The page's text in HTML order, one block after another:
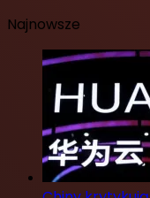
Najnowsze